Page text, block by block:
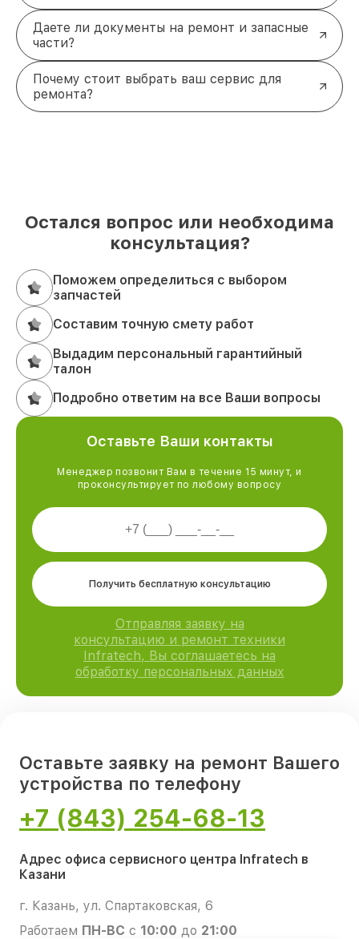
Даете ли документы на ремонт и запасные
части?
Почему стоит выбрать ваш сервис для
ремонта?
Остался вопрос или необходима
консультация?
Поможем определиться с выбором
запчастей
Составим точную смету работ
Выдадим персональный гарантийный
талон
Подробно ответим на все Ваши вопросы
Оставьте Ваши контакты
Менеджер позвонит Вам в течение 15 минут, и
проконсультирует по любому вопросу
Получить бесплатную консультацию
Отправляя заявку на
консультацию и ремонт техники
Infratech, Вы соглашаетесь на
обработку персональных данных
Оставьте заявку на ремонт Вашего
устройства по телефону
+7 (843) 254-68-13
Адрес офиса сервисного центра Infratech в
Казани
г. Казань, ул. Спартаковская, 6
Работаем ПН-ВС с 10:00 до 21:00